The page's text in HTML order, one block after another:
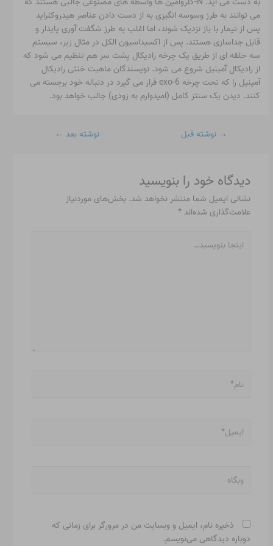
می توانند به طرز وسوسه انگیزی به از دست دادن عناصر هیدروکلراید
پس از تیمار با باز نزدیک شوند، اما اغلب به طرز شگفت آوری پایدار و
قابل جداسازی هستند. پس از اکسیداسیون الکل در مثال زیر، سیستم
سه حلقه ای از طریق یک چرخه رادیکال پشت سر هم تنظیم می شود که
از رادیکال آمینیل شروع می شود. نویسندگان ماهیت خنثی رادیکال
آمینیل را که تحت چرخه 6-exo قرار می گیرد در دنباله خود برجسته می
کنند. دیدن یک سنتز کامل (امیدوارم به زودی) جالب خواهد بود.
→ نوشته قبل نوشته بعد ←
دیدگاه‌ خود را بنویسید
نشانی ایمیل شما منتشر نخواهد شد. بخش‌های موردنیاز
علامت‌گذاری شده‌اند *
بنویسید…
ذخیره نام، ایمیل و وبسایت من در مرورگر برای زمانی که
دوباره دیدگاهی می‌نویسم.